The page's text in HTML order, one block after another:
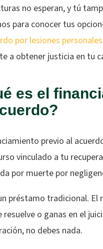
no esperan, y tú
para conocer tus
por lesiones
a obtener justicia en tu
es el
previo al
vinculado a tu
por muerte por
préstamo tradicional.
resuelve o ganas en el
no debes nada.